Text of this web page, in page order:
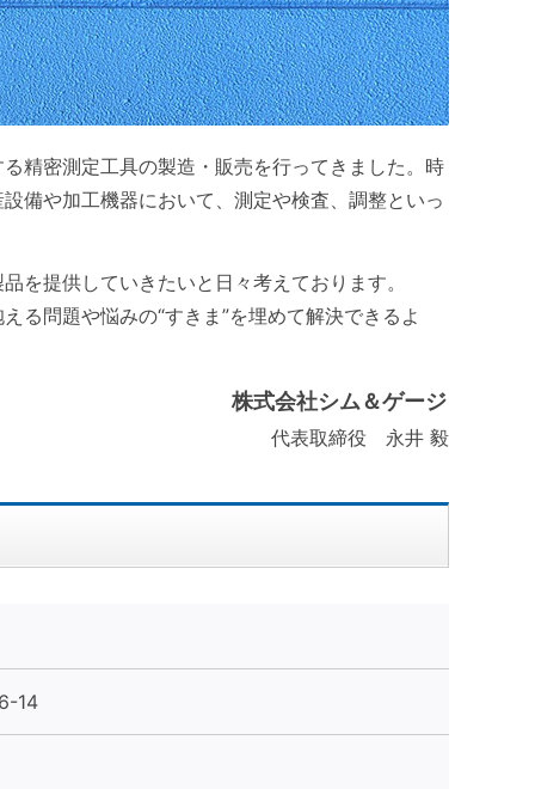
精密測定工具の製造・販売を行ってきました。時
備や加工機器において、測定や検査、調整といっ
を提供していきたいと日々考えております。
る問題や悩みの“すきま”を埋めて解決できるよ
株式会社シム＆ゲージ
代表取締役 永井 毅
14